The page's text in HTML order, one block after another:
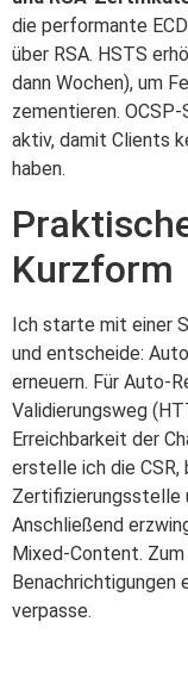
die performante
über RSA. HSTS
dann Wochen), um
zementieren.
aktiv, damit Clients
haben.
Kurzform
Ich starte mit einer
und entscheide:
erneuern. Für Auto-
Validierungsweg
Erreichbarkeit der
erstelle ich die
Zertifizierungsstelle
Anschließend
Mixed-Content.
Benachrichtigungen
verpasse.